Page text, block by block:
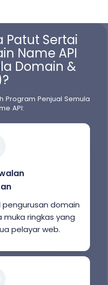
Patut Sertai
Name API
Domain &
Program Penjual Semula
API:
domain
ringkas yang
pelayar web.